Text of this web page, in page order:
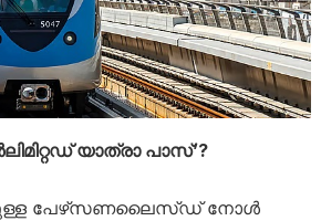
യാത്രാ പാസ്’?
പേഴ്‌സണലൈസ്ഡ് നോൾ